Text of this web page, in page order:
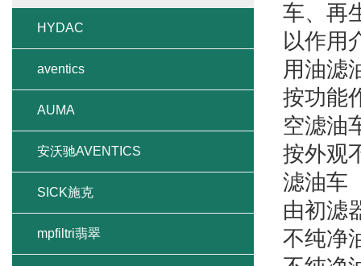
车、再
以作用
用油滤
按功能
空滤油
按外观
滤油车
由初滤
不纯净
HYDAC
aventics
AUMA
安沃驰AVENTICS
SICK施克
mpfiltri翡翠